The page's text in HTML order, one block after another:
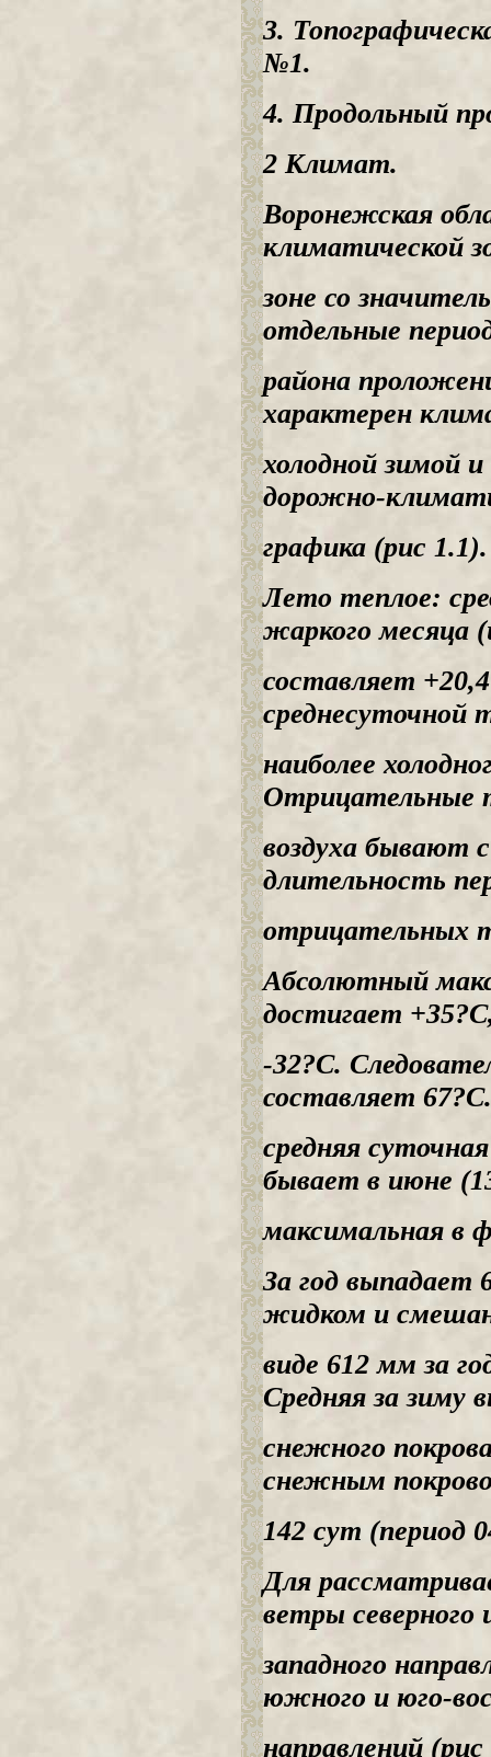
3.
№1.
4. Продольный
2 Климат.
Воронежская
климатической
зоне со
отдельные
района
характерен
холодной зимой
дорожно-
графика (рис 1.1).
Лето теплое:
жаркого месяца
составляет
среднесуточной
наиболее
Отрицательные
воздуха бывают
длительность
отрицательных
Абсолютный
достигает
-32?С.
составляет
средняя
бывает в июне
максимальная в
За год выпадает
жидком и
виде 612 мм за
Средняя за зиму
снежного
снежным
142 сут (период
Для
ветры северного
западного
южного и юго-
направлений